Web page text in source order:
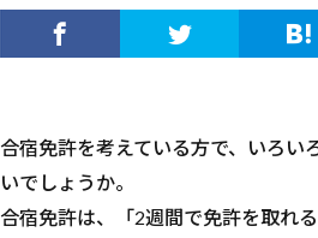
合宿免許を考えている方で、いろい
いでしょうか。
合宿免許は、「2週間で免許を取れ